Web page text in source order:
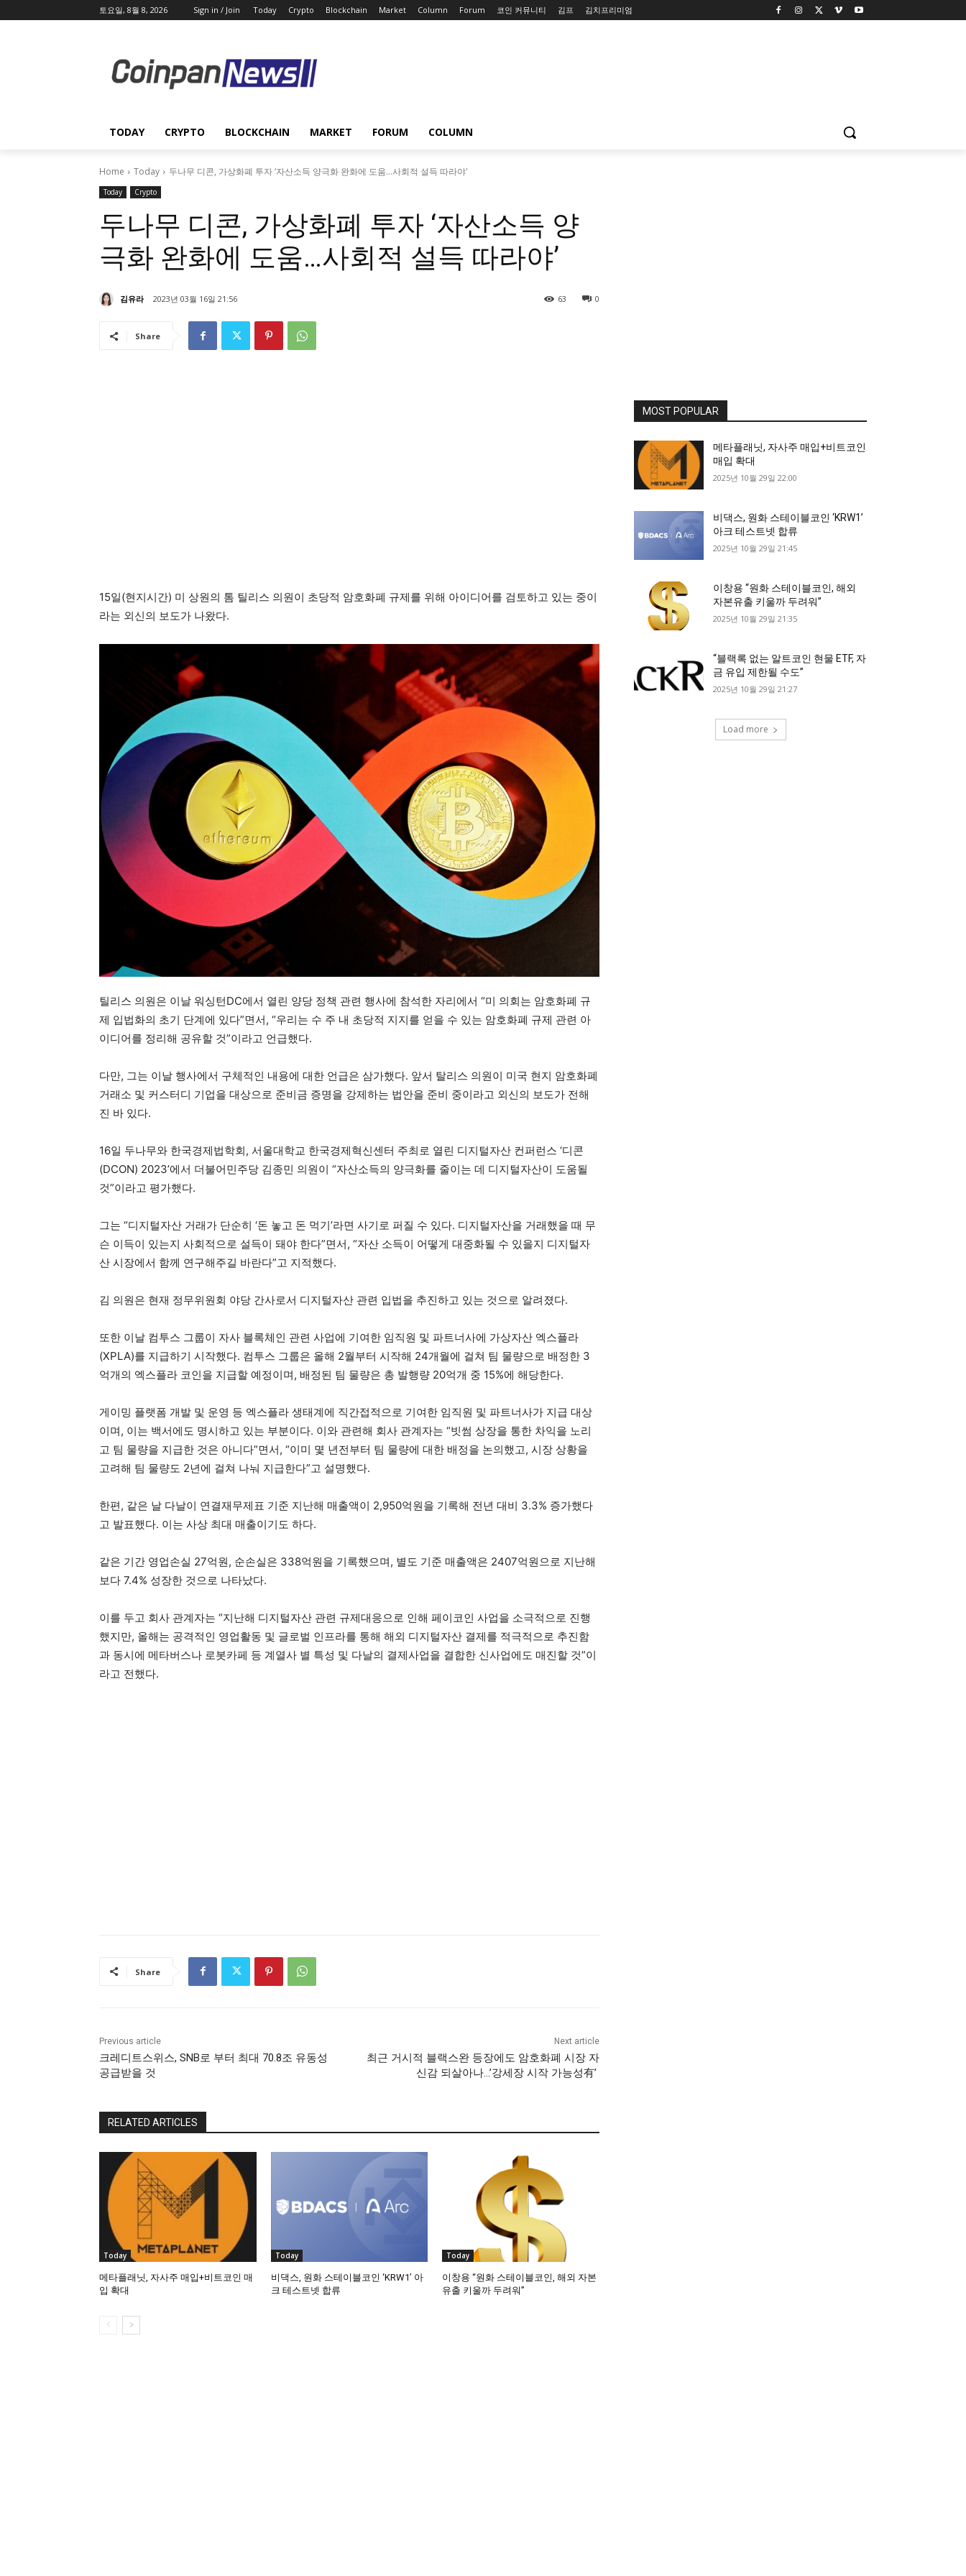
토요일, 8월 8, 2026 Sign in / Join Today Crypto Blockchain Market Column Forum 코인 커뮤니티 김프 김치프리미엄
TODAY CRYPTO BLOCKCHAIN MARKET FORUM COLUMN
Home Today 두나무 디콘, 가상화폐 투자 ‘자산소득 양극화 완화에 도움…사회적 설득 따라야'
Today Crypto
두나무 디콘, 가상화폐 투자 ‘자산소득 양
극화 완화에 도움…사회적 설득 따라야’
김유라 2023년 03월 16일 21:56 0
63
Share
15일(현지시간) 미 상원의 톰 틸리스 의원이 초당적 암호화폐 규제를 위해 아이디어를 검토하고 있는 중이
라는 외신의 보도가 나왔다.
틸리스 의원은 이날 워싱턴DC에서 열린 양당 정책 관련 행사에 참석한 자리에서 “미 의회는 암호화폐 규
제 입법화의 초기 단계에 있다”면서, “우리는 수 주 내 초당적 지지를 얻을 수 있는 암호화폐 규제 관련 아
이디어를 정리해 공유할 것”이라고 언급했다.
다만, 그는 이날 행사에서 구체적인 내용에 대한 언급은 삼가했다. 앞서 탈리스 의원이 미국 현지 암호화폐
거래소 및 커스터디 기업을 대상으로 준비금 증명을 강제하는 법안을 준비 중이라고 외신의 보도가 전해
진 바 있다.
16일 두나무와 한국경제법학회, 서울대학교 한국경제혁신센터 주최로 열린 디지털자산 컨퍼런스 ‘디콘
(DCON) 2023’에서 더불어민주당 김종민 의원이 “자산소득의 양극화를 줄이는 데 디지털자산이 도움될
것”이라고 평가했다.
그는 “디지털자산 거래가 단순히 ‘돈 놓고 돈 먹기’라면 사기로 퍼질 수 있다. 디지털자산을 거래했을 때 무
슨 이득이 있는지 사회적으로 설득이 돼야 한다”면서, “자산 소득이 어떻게 대중화될 수 있을지 디지털자
산 시장에서 함께 연구해주길 바란다”고 지적했다.
김 의원은 현재 정무위원회 야당 간사로서 디지털자산 관련 입법을 추진하고 있는 것으로 알려졌다.
또한 이날 컴투스 그룹이 자사 블록체인 관련 사업에 기여한 임직원 및 파트너사에 가상자산 엑스플라
(XPLA)를 지급하기 시작했다. 컴투스 그룹은 올해 2월부터 시작해 24개월에 걸쳐 팀 물량으로 배정한 3
억개의 엑스플라 코인을 지급할 예정이며, 배정된 팀 물량은 총 발행량 20억개 중 15%에 해당한다.
게이밍 플랫폼 개발 및 운영 등 엑스플라 생태계에 직간접적으로 기여한 임직원 및 파트너사가 지급 대상
이며, 이는 백서에도 명시하고 있는 부분이다. 이와 관련해 회사 관계자는 “빗썸 상장을 통한 차익을 노리
고 팀 물량을 지급한 것은 아니다”면서, “이미 몇 년전부터 팀 물량에 대한 배정을 논의했고, 시장 상황을
고려해 팀 물량도 2년에 걸쳐 나눠 지급한다”고 설명했다.
한편, 같은 날 다날이 연결재무제표 기준 지난해 매출액이 2,950억원을 기록해 전년 대비 3.3% 증가했다
고 발표했다. 이는 사상 최대 매출이기도 하다.
같은 기간 영업손실 27억원, 순손실은 338억원을 기록했으며, 별도 기준 매출액은 2407억원으로 지난해
보다 7.4% 성장한 것으로 나타났다.
이를 두고 회사 관계자는 “지난해 디지털자산 관련 규제대응으로 인해 페이코인 사업을 소극적으로 진행
했지만, 올해는 공격적인 영업활동 및 글로벌 인프라를 통해 해외 디지털자산 결제를 적극적으로 추진함
과 동시에 메타버스나 로봇카페 등 계열사 별 특성 및 다날의 결제사업을 결합한 신사업에도 매진할 것”이
라고 전했다.
Share
Previous article
크레디트스위스, SNB로 부터 최대 70.8조 유동성
공급받을 것
Next article
최근 거시적 블랙스완 등장에도 암호화폐 시장 자
신감 되살아나…’강세장 시작 가능성有’
RELATED ARTICLES
Today
메타플래닛, 자사주 매입+비트코인 매
입 확대
Today
비댁스, 원화 스테이블코인 ‘KRW1’ 아
크 테스트넷 합류
Today
이창용 “원화 스테이블코인, 해외 자본
유출 키울까 두려워”
MOST POPULAR
메타플래닛, 자사주 매입+비트코인
매입 확대
2025년 10월 29일 22:00
비댁스, 원화 스테이블코인 ‘KRW1’
아크 테스트넷 합류
2025년 10월 29일 21:45
이창용 “원화 스테이블코인, 해외
자본유출 키울까 두려워”
2025년 10월 29일 21:35
“블랙록 없는 알트코인 현물 ETF, 자
금 유입 제한될 수도”
2025년 10월 29일 21:27
Load more